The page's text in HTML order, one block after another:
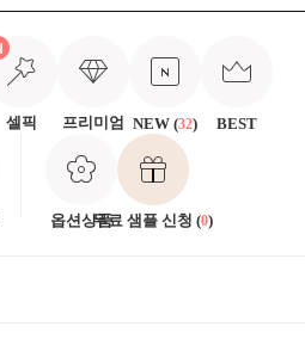
셀픽 프리미엄 NEW (32) BEST
옵션상품무료 샘플 신청 (0)